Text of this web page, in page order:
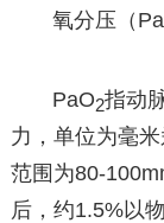
氧分压（
PaO2指动
力，单位为毫
范围为80-
后，约1.5%以